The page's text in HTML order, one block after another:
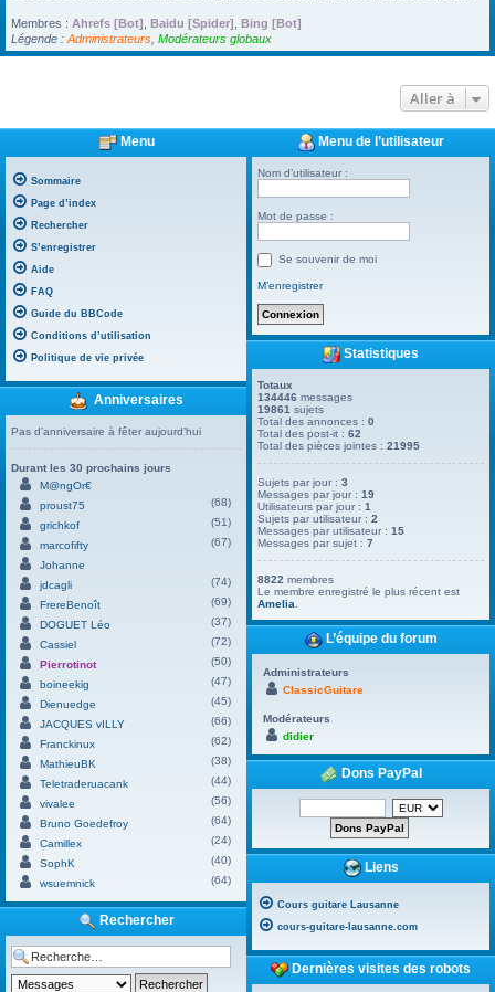
Membres : Ahrefs [Bot] Baidu [Spider] Bing [Bot]
Légende : Administrateurs Modérateurs globaux
Aller à
Menu
Sommaire
Page d’index
Rechercher
S’enregistrer
Aide
FAQ
Guide du BBCode
Conditions d’utilisation
Politique de vie privée
Anniversaires
Pas d’anniversaire à fêter aujourd’hui
Durant les 30 prochains jours
M@ngOr€
proust75
(68)
grichkof
(51)
marcofifty
(67)
Johanne
jdcagli
(74)
FrereBenoît
(69)
DOGUET Léo
(37)
Cassiel
(72)
Pierrotinot
(50)
boineekig
(47)
Dienuedge
(45)
JACQUES vILLY
(66)
Franckinux
(62)
MathieuBK
(38)
Teletraderuacank
(44)
vivalee
(56)
Bruno Goedefroy
(64)
Camillex
(24)
SophK
(40)
wsuemnick
(64)
Rechercher
Menu de l’utilisateur
Nom d’utilisateur :
Mot de passe :
Se souvenir de moi
M’enregistrer
Statistiques
Totaux
134446 messages
19861 sujets
Total des annonces :0
Total des post-it :62
Total des pièces jointes :21995
Sujets par jour :3
Messages par jour :19
Utilisateurs par jour :1
Sujets par utilisateur :2
Messages par utilisateur :15
Messages par sujet :7
8822 membres
Le membre enregistré le plus récent est
Amelia
L’équipe du forum
Administrateurs
ClassicGuitare
Modérateurs
didier
Dons PayPal
Liens
Cours guitare Lausanne
cours-guitare-lausanne.com
Dernières visites des robots